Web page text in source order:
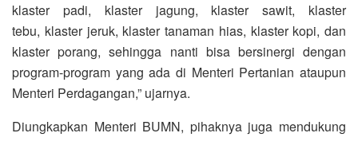
klaster padi, klaster jagung, klaster sawit,
klaster
tebu, klaster jeruk, klaster tanaman hias, klaster kopi, dan
klasterporang, sehingga nanti bisa bersinergi dengan
program-program yang ada di Menteri Pertanian ataupun
Menteri Perdagangan,” ujarnya.
Diungkapkan Menteri BUMN, pihaknya juga mendukung